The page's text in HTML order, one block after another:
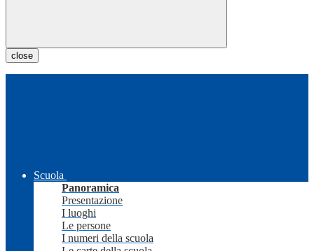
close
Scuola
Panoramica
Presentazione
I luoghi
Le persone
I numeri della scuola